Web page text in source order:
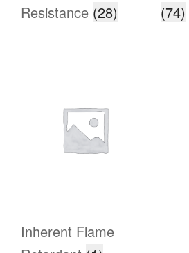
Resistance (28)
(74)
Inherent Flame